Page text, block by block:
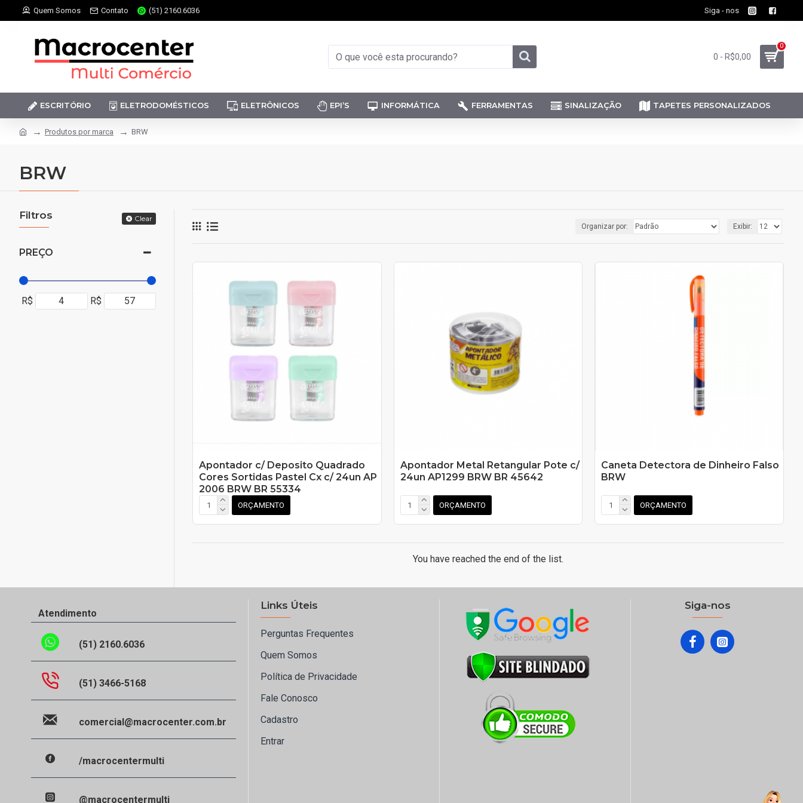
Quem Somos Contato (51) 2160.6036 Siga - nos
0 - R$0,00
0
ESCRITÓRIO ELETRODOMÉSTICOS ELETRÔNICOS EPI’S INFORMÁTICA FERRAMENTAS SINALIZAÇÃO TAPETES PERSONALIZADOS
Produtos por marca BRW
BRW
Filtros Clear
PREÇO
R$ R$
Organizar por: Exibir:
Apontador c/ Deposito Quadrado
Cores Sortidas Pastel Cx c/ 24un AP
2006 BRW BR 55334
ORÇAMENTO
Apontador Metal Retangular Pote c/
24un AP1299 BRW BR 45642
ORÇAMENTO
Caneta Detectora de Dinheiro Falso
BRW
ORÇAMENTO
You have reached the end of the list.
Atendimento
(51) 2160.6036
(51) 3466-5168
comercial@macrocenter.com.br
/macrocentermulti
@macrocentermulti
Links Úteis
Perguntas Frequentes
Quem Somos
Política de Privacidade
Fale Conosco
Cadastro
Entrar
Siga-nos